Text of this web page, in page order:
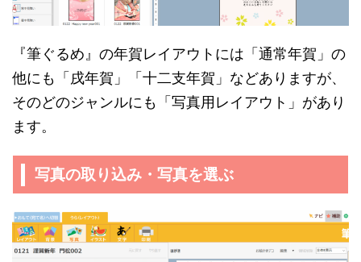
『筆ぐるめ』の年賀レイアウトには「通常年賀」の
他にも「戌年賀」「十二支年賀」などありますが、
そのどのジャンルにも「写真用レイアウト」があり
ます。
写真の取り込み・写真を選ぶ